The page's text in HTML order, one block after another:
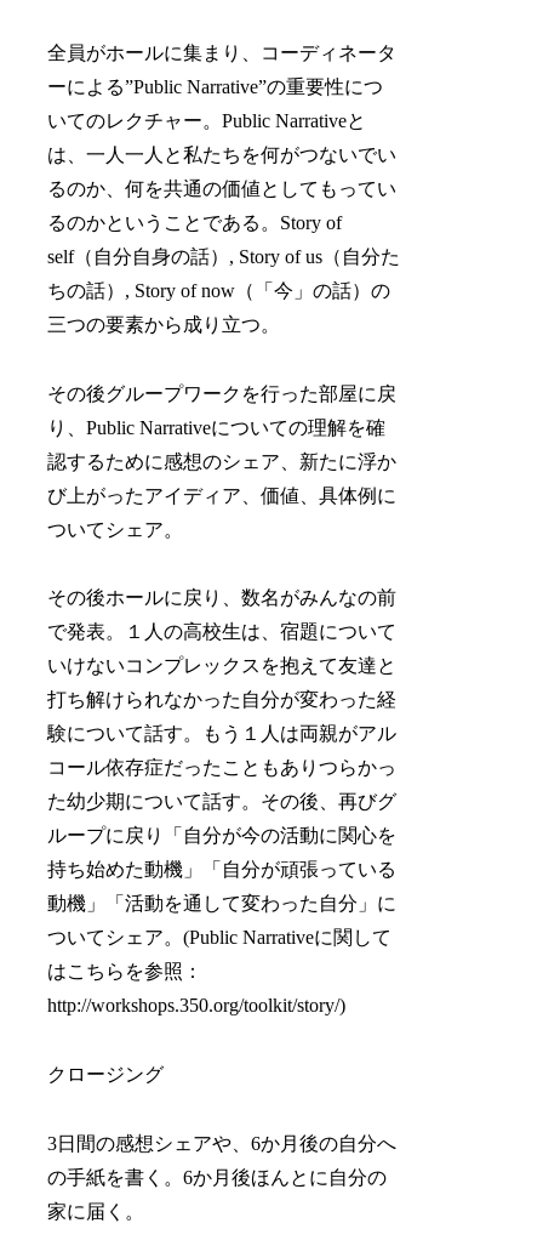
全員がホールに集まり、コーディネータ
ーによる”Public Narrative”の重要性につ
いてのレクチャー。Public Narrativeと
は、一人一人と私たちを何がつないでい
るのか、何を共通の価値としてもってい
るのかということである。Story of
self（自分自身の話）, Story of us（自分た
ちの話）, Story of now（「今」の話）の
三つの要素から成り立つ。
その後グループワークを行った部屋に戻
り、Public Narrativeについての理解を確
認するために感想のシェア、新たに浮か
び上がったアイディア、価値、具体例に
ついてシェア。
その後ホールに戻り、数名がみんなの前
で発表。１人の高校生は、宿題について
いけないコンプレックスを抱えて友達と
打ち解けられなかった自分が変わった経
験について話す。もう１人は両親がアル
コール依存症だったこともありつらかっ
た幼少期について話す。その後、再びグ
ループに戻り「自分が今の活動に関心を
持ち始めた動機」「自分が頑張っている
動機」「活動を通して変わった自分」に
ついてシェア。(Public Narrativeに関して
はこちらを参照：
http://workshops.350.org/toolkit/story/)
クロージング
3日間の感想シェアや、6か月後の自分へ
の手紙を書く。6か月後ほんとに自分の
家に届く。